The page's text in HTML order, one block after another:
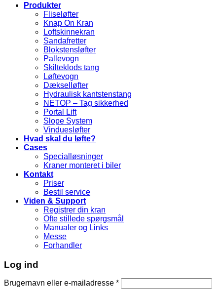
Produkter
Fliseløfter
Knap On Kran
Loftskinnekran
Sandafretter
Blokstensløfter
Pallevogn
Skilteklods tang
Løftevogn
Dækselløfter
Hydraulisk kantstenstang
NETOP – Tag sikkerhed
Portal Lift
Slope System
Vinduesløfter
Hvad skal du løfte?
Cases
Specialløsninger
Kraner monteret i biler
Kontakt
Priser
Bestil service
Viden & Support
Registrer din kran
Ofte stillede spørgsmål
Manualer og Links
Messe
Forhandler
Log ind
Brugernavn eller e-mailadresse *